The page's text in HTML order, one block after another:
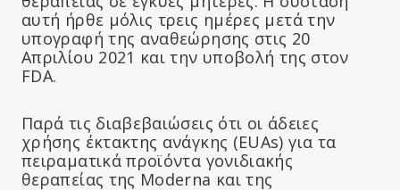
αυτή ήρθε μόλις τρεις ημέρες μετά την
υπογραφή της αναθεώρησης στις 20
Απριλίου 2021 και την υποβολή της στον
FDA.
Παρά τις διαβεβαιώσεις ότι οι άδειες
χρήσης έκτακτης ανάγκης (EUAs) για τα
πειραματικά προϊόντα γονιδιακής
θεραπείας της Moderna και της